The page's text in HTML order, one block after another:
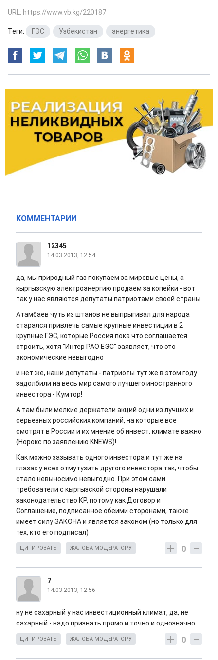
URL: https://www.vb.kg/220187
Теги: ГЭС Узбекистан энергетика
КОММЕНТАРИИ
12345
14.03.2013, 12:54
да, мы природный газ покупаем за мировые цены, а
кыргызскую электроэнергию продаем за копейки - вот
так у нас являются депутаты патриотами своей страны
Атамбаев чуть из штанов не выпрыгивал для народа
старался привлечь самые крупные инвестиции в 2
крупные ГЭС, которые Россия пока что соглашается
строить, хотя "Интер РАО ЕЭС" заявляет, что это
экономические невыгодно
и нет же, наши депутаты - патриоты тут же в этом году
задолбили на весь мир самого лучшего иностранного
инвестора - Кумтор!
А там были мелкие держатели акций одни из лучших и
серьезных российских компаний, на которые все
смотрят в России и их мнение об инвест. климате важно
(Норокс по заявлению KNEWS)!
Как можно зазывать одного инвестора и тут же на
глазах у всех отмутузить другого инвестора так, чтобы
стало невыносимо невыгодно. При этом сами
требователи с кыргызской стороны нарушали
законодательство КР, потому как Договор и
Соглашение, подписанное обеими сторонами, также
имеет силу ЗАКОНА и является законом (но только для
тех, кто его подписал)
0
ЦИТИРОВАТЬ ЖАЛОБА МОДЕРАТОРУ
7
14.03.2013, 12:56
ну не сахарный у нас инвестиционный климат, да, не
сахарный - надо признать прямо и точно и однозначно
0
ЦИТИРОВАТЬ ЖАЛОБА МОДЕРАТОРУ